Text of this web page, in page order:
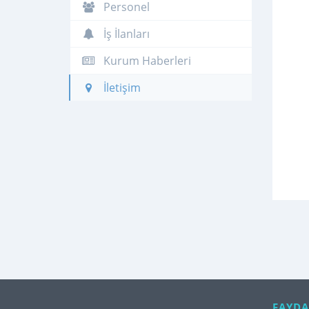
Personel
İş İlanları
Kurum Haberleri
İletişim